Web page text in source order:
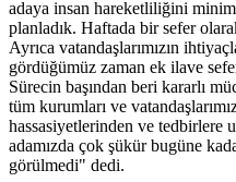
adaya insan hareketliliğini
planladık. Haftada bir sefer
Ayrıca vatandaşlarımızın
gördüğümüz zaman ek ilave
Sürecin başından beri kararlı
tüm kurumları ve
hassasiyetlerinden ve tedbirlere
adamızda çok şükür bugüne
görülmedi" dedi.